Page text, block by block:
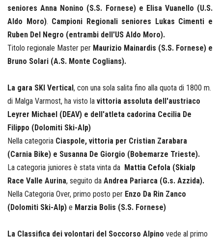
seniores Anna Nonino (S.S. Fornese) e Elisa Vuanello (U.S.
Aldo Moro). Campioni Regionali seniores Lukas Cimenti e
Ruben Del Negro (entrambi dell'US Aldo Moro).
Titolo regionale Master per Maurizio Mainardis (S.S. Fornese) e
Bruno Solari (A.S. Monte Coglians).
La gara SKI Vertical, con una sola salita fino alla quota di 1800 m.
di Malga Varmost, ha visto la vittoria assoluta dell'austriaco
Leyrer Michael (DEAV) e dell'atleta cadorina Cecilia De
Filippo (Dolomiti Ski-Alp)
Nella categoria Ciaspole, vittoria per Cristian Zarabara
(Carnia Bike) e Susanna De Giorgio (Bobemarze Trieste).
La categoria juniores è stata vinta da Mattia Cefola (Skialp
Race Valle Aurina, seguito da Andrea Pariarca (G.s. Azzida).
Nella Categoria Over, primo posto per Enzo Da Rin Zanco
(Dolomiti Ski-Alp) e Marzia Bolis (S.S. Fornese)
La Classifica dei volontari del Soccorso Alpino vede al primo